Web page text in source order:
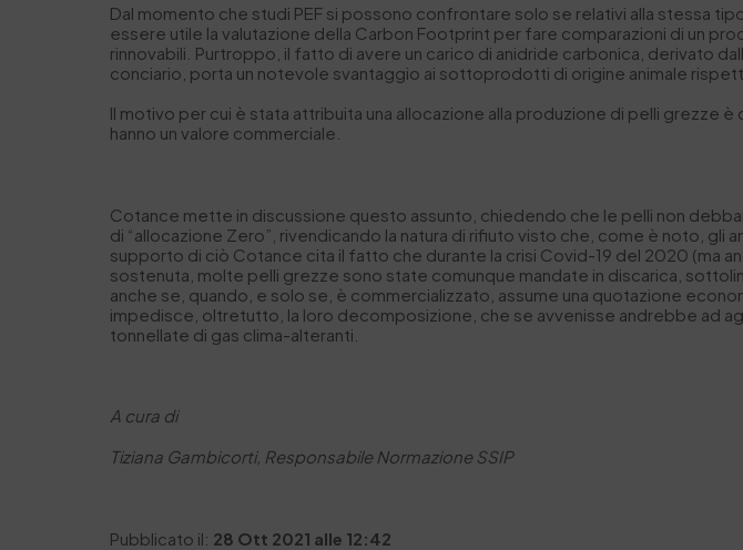
Dal momento che studi PEF si possono confrontare solo se relativi alla stessa
essere utile la valutazione della Carbon Footprint per fare comparazioni di un
rinnovabili. Purtroppo, il fatto di avere un carico di anidride carbonica, derivato
conciario, porta un notevole svantaggio ai sottoprodotti di origine animale
Il motivo per cui è stata attribuita una allocazione alla produzione di pelli
hanno un valore commerciale.
Cotance mette in discussione questo assunto, chiedendo che le pelli non
di “allocazione Zero”, rivendicando la natura di rifiuto visto che, come è noto, gli
supporto di ciò Cotance cita il fatto che durante la crisi Covid-19 del 2020 (ma
sostenuta, molte pelli grezze sono state comunque mandate in discarica,
anche se, quando, e solo se, è commercializzato, assume una quotazione
impedisce, oltretutto, la loro decomposizione, che se avvenisse andrebbe ad
tonnellate di gas clima-alteranti.
A cura di
Tiziana Gambicorti, Responsabile Normazione SSIP
Pubblicato il: 28 Ott 2021 alle 12:42